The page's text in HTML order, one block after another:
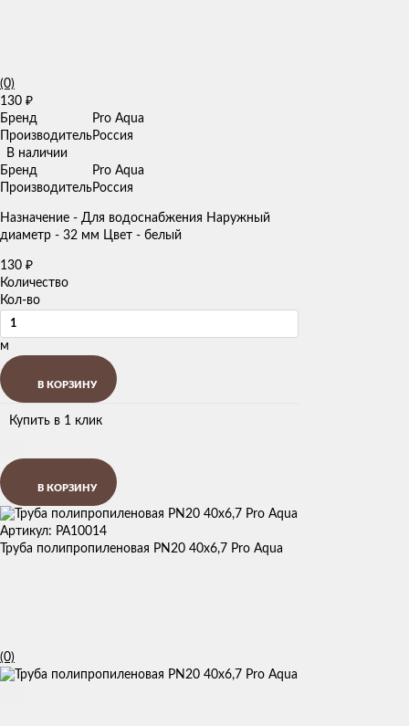
(0)
130 ₽
Бренд
Pro Aqua
ПроизводительРоссия
В наличии
Бренд
Pro Aqua
ПроизводительРоссия
Назначение - Для водоснабжения Наружный
диаметр - 32 мм Цвет - белый
130 ₽
Количество
Кол-во
м
В КОРЗИНУ
Купить в 1 клик
В КОРЗИНУ
Артикул: PA10014
Труба полипропиленовая PN20 40х6,7 Pro Aqua
(0)